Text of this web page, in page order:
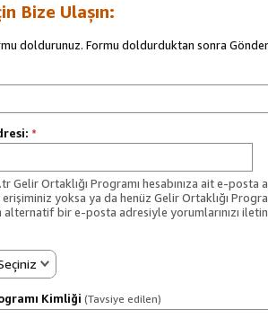
Bize Ulaşın:
doldurunuz. Formu doldurduktan sonra Gönder
*
Gelir Ortaklığı Programı hesabınıza ait e-posta
yoksa ya da henüz Gelir Ortaklığı
alternatif bir e-posta adresiyle yorumlarınızı
Kimliği (Tavsiye edilen)